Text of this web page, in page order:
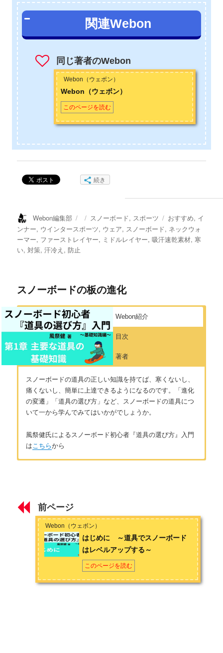
北海道出身、北海道在住のアラサーのスノーボーダーです。小
学生の頃に地元のスキー場で、格好良く滑るスノーボーダーに
憧れてスノーボードを始め、かれこれスノーボーダー歴は約20
末だけのサンデーボーダーでは満足できなくなり転職。JSBAス
ノーボードC級インストラクターの資格を取得。それ以後、冬に
仕事のない農家や土木関係の仕事をし、冬はインストラクター
として山に籠もる生活を送っています。夏場はスケートボード
とサーフィンも始めてしまい、趣味も人生も横滑りばかりで
す。お問い合わせは こちらから
関連Webon
同じ著者のWebon
Webon（ウェボン）
Webon（ウェボン）
このページを読む
続き
投
稿
者
Webon編集部
投
稿
日:
カ
テ
ゴ
スノーボード, スポーツ
タ
グ
おすすめ, イ
ンナー, ウインタースポーツ, ウェア, スノーボード, ネックウォ
ーマー, ファーストレイヤー, ミドルレイヤー,吸汗速乾素材, 寒
い,対策,汗冷え ,防止
スノーボードの板の進化
Webon紹介
目次
著者
スノーボードの道具の正しい知識を持てば、寒くないし、
痛くないし、簡単に上達できるようになるのです。「進化
の変遷」「道具の選び方」など、スノーボードの道具につ
いて一から学んでみてはいかがでしょうか。
風祭健氏によるスノーボード初心者『道具の選び方』入門
は こちらから
第1章 主要な道具の基礎知識
スノーボードの板の進化
スノーボードのブーツの進化
スノーボードのバインディング（ビンディング）の進化
憧れてスノーボードを始め、かれこれスノーボーダー歴は約20
年になります。学校を卒業してから一度は会社員になるも、週
末だけのサンデーボーダーでは満足できなくなり転職。JSBAス
ノーボードC級インストラクターの資格を取得。それ以後、冬に
仕事のない農家や土木関係の仕事をし、冬はインストラクター
として山に籠もる生活を送っています。夏場はスケートボード
とサーフィンも始めてしまい、趣味も人生も横滑りばかりで
す。お問い合わせはこちらから
前ページ
Webon（ウェボン）
はじめに ～道具でスノーボード
はレベルアップする～
このページを読む